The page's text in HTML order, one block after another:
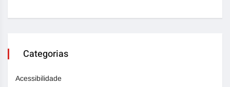
Categorias
Acessibilidade